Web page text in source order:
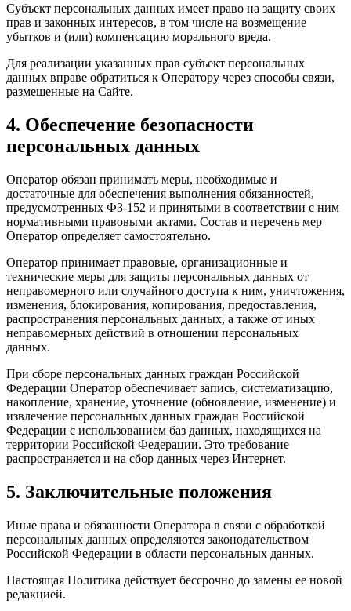
Субъект персональных данных имеет право на защиту своих
прав и законных интересов, в том числе на возмещение
убытков и (или) компенсацию морального вреда.
Для реализации указанных прав субъект персональных
данных вправе обратиться к Оператору через способы связи,
размещенные на Сайте.
4. Обеспечение безопасности
персональных данных
Оператор обязан принимать меры, необходимые и
достаточные для обеспечения выполнения обязанностей,
предусмотренных ФЗ-152 и принятыми в соответствии с ним
нормативными правовыми актами. Состав и перечень мер
Оператор определяет самостоятельно.
Оператор принимает правовые, организационные и
технические меры для защиты персональных данных от
неправомерного или случайного доступа к ним, уничтожения,
изменения, блокирования, копирования, предоставления,
распространения персональных данных, а также от иных
неправомерных действий в отношении персональных
данных.
При сборе персональных данных граждан Российской
Федерации Оператор обеспечивает запись, систематизацию,
накопление, хранение, уточнение (обновление, изменение) и
извлечение персональных данных граждан Российской
Федерации с использованием баз данных, находящихся на
территории Российской Федерации. Это требование
распространяется и на сбор данных через Интернет.
5. Заключительные положения
Иные права и обязанности Оператора в связи с обработкой
персональных данных определяются законодательством
Российской Федерации в области персональных данных.
Настоящая Политика действует бессрочно до замены ее новой
редакцией.